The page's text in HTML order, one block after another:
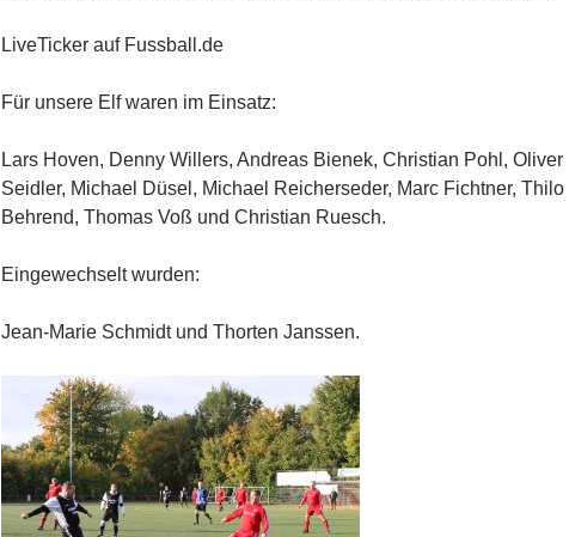
LiveTicker auf Fussball.de
Für unsere Elf waren im Einsatz:
Lars Hoven, Denny Willers, Andreas Bienek, Christian Pohl, Oliver
Seidler, Michael Düsel, Michael Reicherseder, Marc Fichtner, Thilo
Behrend, Thomas Voß und Christian Ruesch.
Eingewechselt wurden:
Jean-Marie Schmidt und Thorten Janssen.